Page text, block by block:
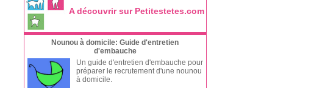
A découvrir sur Petitestetes.com
Nounou à domicile: Guide d'entretien
d'embauche
Un guide d'entretien d'embauche pour
préparer le recrutement d'une nounou
à domicile.